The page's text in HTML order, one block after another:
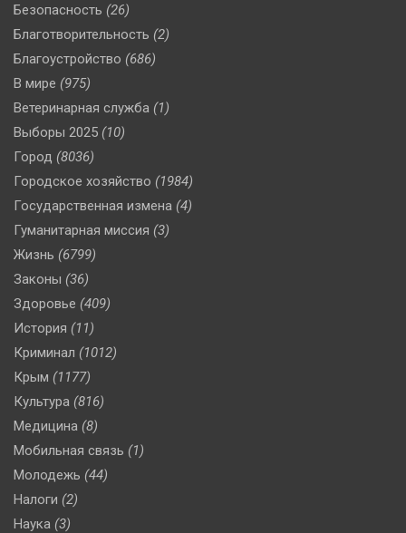
Безопасность (26)
Благотворительность (2)
Благоустройство (686)
В мире (975)
Ветеринарная служба (1)
Выборы 2025 (10)
Город (8036)
Городское хозяйство (1984)
Государственная измена (4)
Гуманитарная миссия (3)
Жизнь (6799)
Законы (36)
Здоровье (409)
История (11)
Криминал (1012)
Крым (1177)
Культура (816)
Медицина (8)
Мобильная связь (1)
Молодежь (44)
Налоги (2)
Наука (3)